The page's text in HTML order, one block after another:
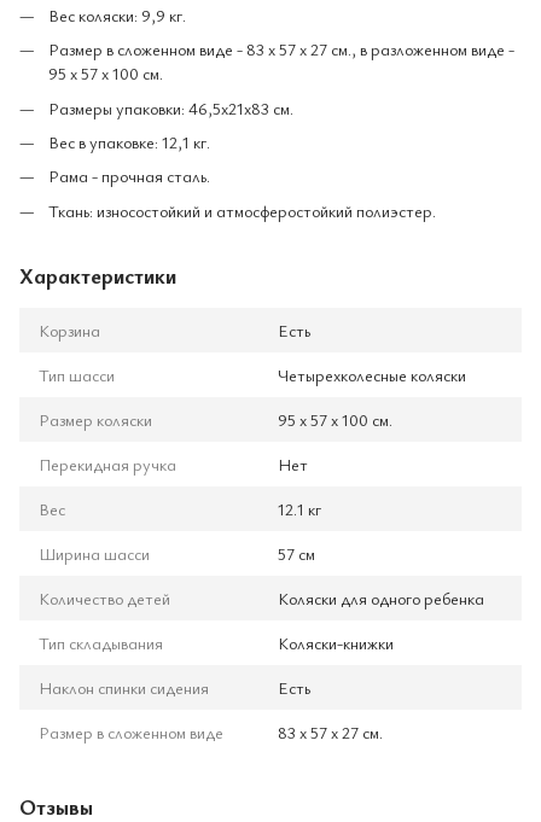
Вес коляски: 9,9 кг.
Размер в сложенном виде - 83 х 57 х 27 см., в разложенном виде -
95 х 57 х 100 см.
Размеры упаковки: 46,5x21x83 см.
Вес в упаковке: 12,1 кг.
Рама - прочная сталь.
Ткань: износостойкий и атмосферостойкий полиэстер.
Характеристики
Корзина
Есть
Тип шасси
Четырехколесные коляски
Размер коляски
95 х 57 х 100 см.
Перекидная ручка
Нет
Вес
12.1 кг
Ширина шасси
57 см
Количество детей
Коляски для одного ребенка
Тип складывания
Коляски-книжки
Наклон спинки сидения
Есть
Размер в сложенном виде
83 х 57 х 27 см.
Отзывы